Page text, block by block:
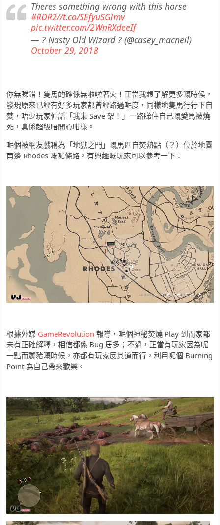
Theres something wrong with this horse
#RDR2//t.co/SEfyuSGImv
pic.twitter.com/2WnRXdeeIf
— ? Nasty Old Wizard ? (@casey_macneil)
October 29, 2018
你無睇錯！隻馬的確係無啦啦著火！正當我想了解更多嘅時候，
發現原來已經有好多玩家都曾經路過呢度，同樣地隻馬行行下自
焚，唔少玩家仲話「我未 Save 架！」一路睇住自己嘅愛馬被燒
死，真係超級唔開心咁樣。
呢個被網友戲稱為「地獄之門」嘅馬匹自焚熱點（？）位於地圖
南邊 Rhodes 嘅呢條路，有興趣嘅玩家可以參考一下：
根據外媒 GameRevolution 報導，呢個神秘焚燒 Play 到而家都
未有正確解釋，相信都係 Bug 居多；不過，正當有玩家因為呢
一點而嬲豬嘅時候，亦都有玩家反其道而行，利用呢個 Burning
Point 為自己帶來歡樂。